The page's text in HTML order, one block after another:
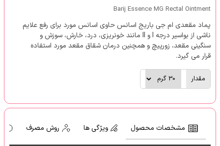
Barij Essence MG Rectal Ointment
پماد مقعدی ام جی باریج اسانس حاوی اسانس مورد برای رفع علایم
ناشی از بواسیر درجه I و II مانند خونریزی، درد، خارش، سوزش و
سنگینی مقعد، زورپیچ و همچنین درمان شقاق مقعد مورد استفاده
قرار می گیرد.
مقدار
مشخصات محصول ویژگی ها روش مصرف